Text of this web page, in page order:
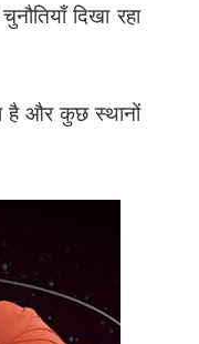
दिखा रहा
है और कुछ स्थानों